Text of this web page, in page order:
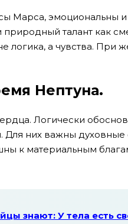
Марса, эмоциональны и
талант как
логика, а чувства. При
Нептуна.
Логически
Для них важны
к материальным
знают: У тела есть